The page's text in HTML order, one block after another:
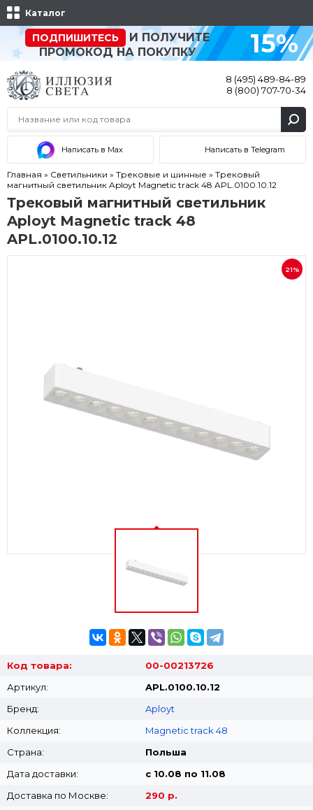
Каталог
ПОДПИШИТЕСЬ
И ПОЛУЧИТЕ
ПРОМОКОД НА ПОКУПКУ
15%
8 (495) 489-84-89
8 (800) 707-70-34
Написать в Max Написать в Telegram
Главная » Светильники » Трековые и шинные » Трековый
магнитный светильник Aployt Magnetic track 48 APL.0100.10.12
Трековый магнитный светильник
Aployt Magnetic track 48
APL.0100.10.12
21%
Код товара:
00-00213726
Артикул:
APL.0100.10.12
Бренд:
Aployt
Коллекция:
Magnetic track 48
Страна:
Польша
Дата доставки:
с 10.08 по 11.08
Доставка по Москве:
290 р.